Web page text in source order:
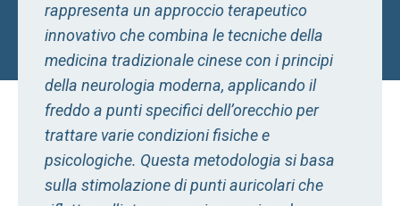
rappresenta un approccio terapeutico
innovativo che combina le tecniche della
medicina tradizionale cinese con i principi
della neurologia moderna, applicando il
freddo a punti specifici dell’orecchio per
trattare varie condizioni fisiche e
psicologiche. Questa metodologia si basa
sulla stimolazione di punti auricolari che